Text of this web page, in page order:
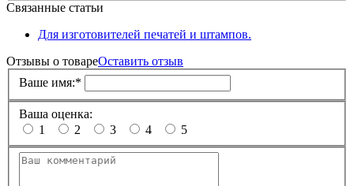
Связанные статьи
Для изготовителей печатей и штампов.
Отзывы о товареОставить отзыв
Ваше имя:*
Ваша оценка:
1
2 3 4 5